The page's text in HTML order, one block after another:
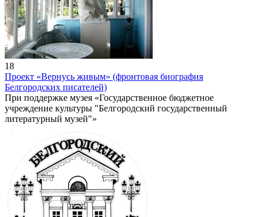
18
Проект «Вернусь живым» (фронтовая биография
Белгородских писателей)
При поддержке музея «Государственное бюджетное
учреждение культуры "Белгородский государственный
литературный музей"»